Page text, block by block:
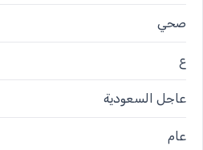
صحي
ع
عاجل السعودية
عام